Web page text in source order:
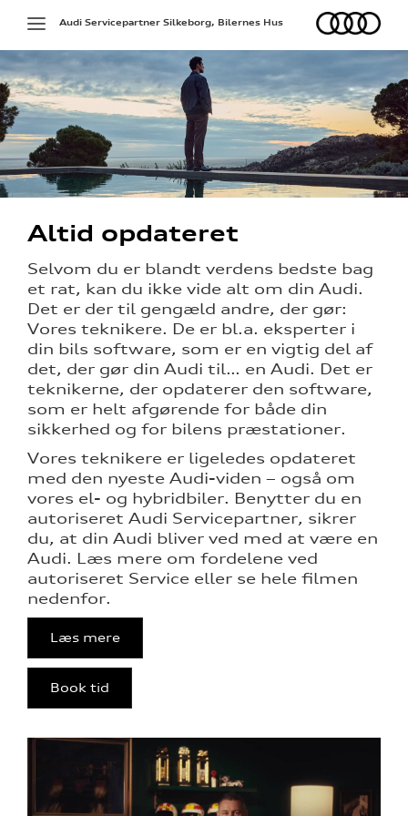
værkstedet
5 år?
til
Toggle
navigation
Audi
Audi Servicepartner Silkeborg, Bilernes Hus
Altid opdateret
Selvom du er blandt verdens bedste bag
et rat, kan du ikke vide alt om din Audi.
Det er der til gengæld andre, der gør:
Vores teknikere. De er bl.a. eksperter i
din bils software, som er en vigtig del af
det, der gør din Audi til… en Audi. Det er
teknikerne, der opdaterer den software,
som er helt afgørende for både din
sikkerhed og for bilens præstationer.
Vores teknikere er ligeledes opdateret
med den nyeste Audi-viden – også om
vores el- og hybridbiler. Benytter du en
autoriseret Audi Servicepartner, sikrer
du, at din Audi bliver ved med at være en
Audi. Læs mere om fordelene ved
autoriseret Service eller se hele filmen
nedenfor.
Læs mere
Book tid